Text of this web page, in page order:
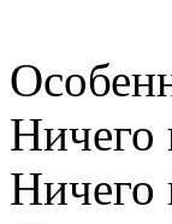
Ничего
Ничего